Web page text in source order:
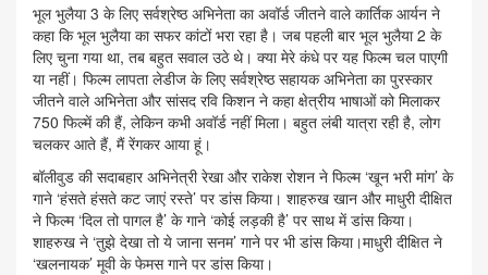
भूल भुलैया 3 के लिए सर्वश्रेष्‍ठ अभिनेता का अवॉर्ड जीतने वाले कार्तिक आर्यन ने
कहा कि भूल भुलैया का सफर कांटों भरा रहा है। जब पहली बार भूल भुलैया 2 के
लिए चुना गया था, तब बहुत सवाल उठे थे। क्‍या मेरे कंधे पर यह फिल्‍म चल पाएगी
या नहीं। फिल्‍म लापता लेडीज के लिए सर्वश्रेष्‍ठ सहायक अभिनेता का पुरस्‍कार
जीतने वाले अभिनेता और सांसद रवि किशन ने कहा क्षेत्रीय भाषाओं को मिलाकर
750 फिल्में की हैं, लेकिन कभी अवॉर्ड नहीं मिला। बहुत लंबी यात्रा रही है, लोग
चलकर आते हैं, मैं रेंगकर आया हूं।
बॉलीवुड की सदाबहार अभिनेत्री रेखा और राकेश रोशन ने फिल्म ‘खून भरी मांग’ के
गाने ‘हंसते हंसते कट जाएं रस्ते’ पर डांस किया। शाहरुख खान और माधुरी दीक्षित
ने फिल्म ‘दिल तो पागल है’ के गाने ‘कोई लड़की है’ पर साथ में डांस किया।
शाहरुख ने ‘तुझे देखा तो ये जाना सनम’ गाने पर भी डांस किया।माधुरी दीक्षित ने
‘खलनायक’ मूवी के फेमस गाने पर डांस किया।